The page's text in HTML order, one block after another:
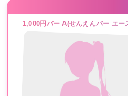
1,000円バー A(せんえんバー エー